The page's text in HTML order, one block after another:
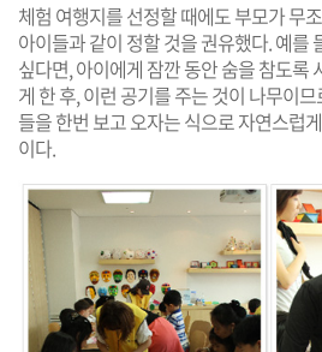
체험 여행지를 선정할 때에도 부모가 무
아이들과 같이 정할 것을 권유했다. 예를
싶다면, 아이에게 잠깐 동안 숨을 참도록
게 한 후, 이런 공기를 주는 것이 나무이
들을 한번 보고 오자는 식으로 자연스럽
이다.